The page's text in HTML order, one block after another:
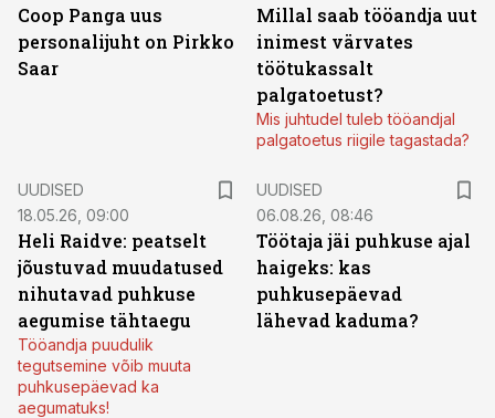
Coop Panga uus
personalijuht on Pirkko
Saar
Millal saab tööandja uut
inimest värvates
töötukassalt
palgatoetust?
Mis juhtudel tuleb tööandjal
palgatoetus riigile tagastada?
UUDISED
18.05.26, 09:00
Heli Raidve: peatselt
jõustuvad muudatused
nihutavad puhkuse
aegumise tähtaegu
Tööandja puudulik
tegutsemine võib muuta
puhkusepäevad ka
aegumatuks!
UUDISED
06.08.26, 08:46
Töötaja jäi puhkuse ajal
haigeks: kas
puhkusepäevad
lähevad kaduma?